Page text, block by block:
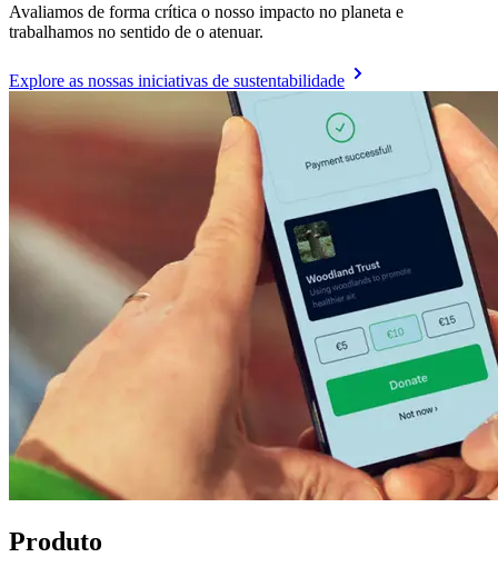
Avaliamos de forma crítica o nosso impacto no planeta e
trabalhamos no sentido de o atenuar.
Explore as nossas iniciativas de sustentabilidade
Produto